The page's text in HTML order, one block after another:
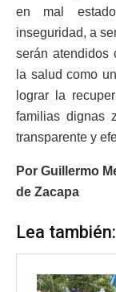
en mal
inseguridad, a
serán atendidos
la salud como
lograr la
familias dignas
transparente y
Por Guillermo
de Zacapa
Lea también: